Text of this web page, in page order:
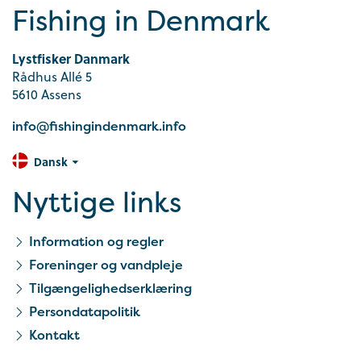
Fishing in Denmark
Lystfisker Danmark
Rådhus Allé 5
5610 Assens
info@fishingindenmark.info
Dansk
Nyttige links
Information og regler
Foreninger og vandpleje
Tilgængelighedserklæring
Persondatapolitik
Kontakt